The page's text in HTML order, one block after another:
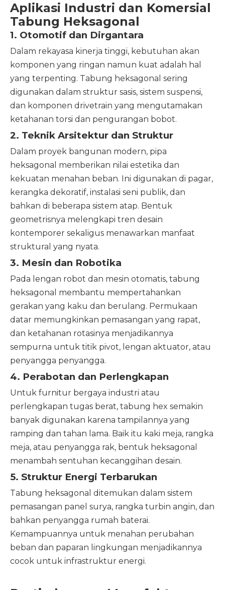
Aplikasi Industri dan Komersial
Tabung Heksagonal
1. Otomotif dan Dirgantara
Dalam rekayasa kinerja tinggi, kebutuhan akan
komponen yang ringan namun kuat adalah hal
yang terpenting. Tabung heksagonal sering
digunakan dalam struktur sasis, sistem suspensi,
dan komponen drivetrain yang mengutamakan
ketahanan torsi dan pengurangan bobot.
2. Teknik Arsitektur dan Struktur
Dalam proyek bangunan modern, pipa
heksagonal memberikan nilai estetika dan
kekuatan menahan beban. Ini digunakan di pagar,
kerangka dekoratif, instalasi seni publik, dan
bahkan di beberapa sistem atap. Bentuk
geometrisnya melengkapi tren desain
kontemporer sekaligus menawarkan manfaat
struktural yang nyata.
3. Mesin dan Robotika
Pada lengan robot dan mesin otomatis, tabung
heksagonal membantu mempertahankan
gerakan yang kaku dan berulang. Permukaan
datar memungkinkan pemasangan yang rapat,
dan ketahanan rotasinya menjadikannya
sempurna untuk titik pivot, lengan aktuator, atau
penyangga penyangga.
4. Perabotan dan Perlengkapan
Untuk furnitur bergaya industri atau
perlengkapan tugas berat, tabung hex semakin
banyak digunakan karena tampilannya yang
ramping dan tahan lama. Baik itu kaki meja, rangka
meja, atau penyangga rak, bentuk heksagonal
menambah sentuhan kecanggihan desain.
5. Struktur Energi Terbarukan
Tabung heksagonal ditemukan dalam sistem
pemasangan panel surya, rangka turbin angin, dan
bahkan penyangga rumah baterai.
Kemampuannya untuk menahan perubahan
beban dan paparan lingkungan menjadikannya
cocok untuk infrastruktur energi.